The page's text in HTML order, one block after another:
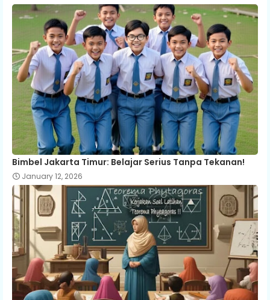
Bimbel Jakarta Timur: Belajar Serius Tanpa Tekanan!
January 12, 2026